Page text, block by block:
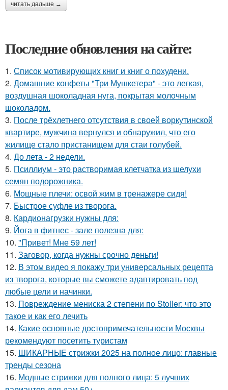
читать дальше →
Последние обновления на сайте:
1. Список мотивирующих книг и книг о похудени.
2. Домашние конфеты "Три Мушкетера" - это легкая,
воздушная шоколадная нуга, покрытая молочным
шоколадом.
3. После трёхлетнего отсутствия в своей воркутинской
квартире, мужчина вернулся и обнаружил, что его
жилище стало пристанищем для стаи голубей.
4. До лета - 2 недели.
5. Псиллиум - это растворимая клетчатка из шелухи
семян подорожника.
6. Мощные плечи: освой жим в тренажере сидя!
7. Быстрое суфле из творога.
8. Кардионагрузки нужны для:
9. Йога в фитнес - зале полезна для:
10. "Привет! Мне 59 лет!
11. Заговор, когда нужны срочно деньги!
12. В этом видео я покажу три универсальных рецепта
из творога, которые вы сможете адаптировать под
любые цели и начинки.
13. Повреждение мениска 2 степени по Stoller: что это
такое и как его лечить
14. Какие основные достопримечательности Москвы
рекомендуют посетить туристам
15. ШИКАРНЫЕ стрижки 2025 на полное лицо: главные
тренды сезона
16. Модные стрижки для полного лица: 5 лучших